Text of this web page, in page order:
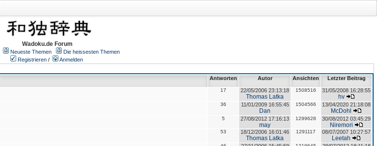
Wadoku.de Forum
Neueste Themen
Die heissesten Themen
Registrieren /
Anmelden
Antworten Autor Ansichten Letzter Beitrag
17 22/05/2006 23:13:18
Thomas Latka
1508516 31/05/2008 16:28:55
hv
36 11/01/2009 16:55:45
Dan
1504566 13/04/2020 21:18:08
McDohl
5 27/08/2012 17:16:13
may
1299628 30/08/2012 03:45:29
Niremori
53 18/12/2006 16:01:46
Thomas Latka
1291117 08/07/2007 10:27:57
Leetah